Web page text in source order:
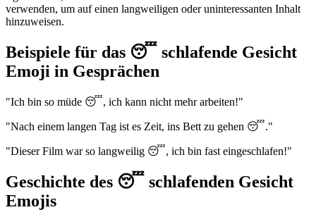
verwenden, um auf einen langweiligen oder uninteressanten Inhalt
hinzuweisen.
Beispiele für das 😴 schlafende Gesicht
Emoji in Gesprächen
"Ich bin so müde 😴, ich kann nicht mehr arbeiten!"
"Nach einem langen Tag ist es Zeit, ins Bett zu gehen 😴."
"Dieser Film war so langweilig 😴, ich bin fast eingeschlafen!"
Geschichte des 😴 schlafenden Gesicht
Emojis